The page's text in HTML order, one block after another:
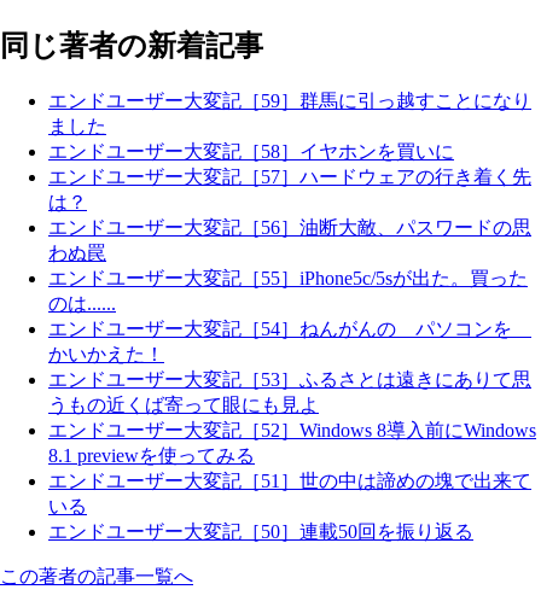
同じ著者の新着記事
エンドユーザー大変記［59］群馬に引っ越すことになり
ました
エンドユーザー大変記［58］イヤホンを買いに
エンドユーザー大変記［57］ハードウェアの行き着く先
は？
エンドユーザー大変記［56］油断大敵、パスワードの思
わぬ罠
エンドユーザー大変記［55］iPhone5c/5sが出た。買った
のは......
エンドユーザー大変記［54］ねんがんの パソコンを
かいかえた！
エンドユーザー大変記［53］ふるさとは遠きにありて思
うもの近くば寄って眼にも見よ
エンドユーザー大変記［52］Windows 8導入前にWindows
8.1 previewを使ってみる
エンドユーザー大変記［51］世の中は諦めの塊で出来て
いる
エンドユーザー大変記［50］連載50回を振り返る
この著者の記事一覧へ